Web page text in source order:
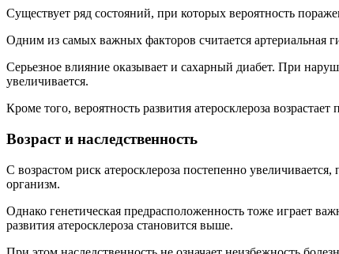
Существует ряд состояний, при которых вероятность
Одним из самых важных факторов считается артериальная
Серьезное влияние оказывает и сахарный диабет. При
увеличивается.
Кроме того, вероятность развития атеросклероза
Возраст и наследственность
С возрастом риск атеросклероза постепенно
организм.
Однако генетическая предрасположенность тоже играет
развития атеросклероза становится выше.